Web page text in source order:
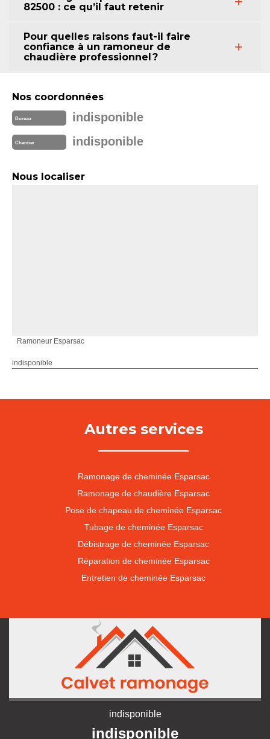
82500 : ce qu’il faut retenir
Pour quelles raisons faut-il faire
confiance à un ramoneur de
chaudière professionnel ?
Nos coordonnées
Bureau indisponible
Chantier indisponible
Nous localiser
Ramoneur Esparsac
indisponible
Autres services
Ramonage de cheminée Esparsac
Ramonage de chaudière Esparsac
Pose de chapeau de cheminée Esparsac
Tubage de cheminée Esparsac
Débistrage de cheminée Esparsac
Réparation de cheminée Esparsac
Entretien de cheminée Esparsac
indisponible
indisponible